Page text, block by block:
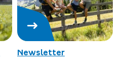
Newsletter